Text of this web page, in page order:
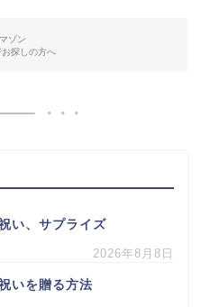
ゾン
探しの方へ
い、サプライズ
2026年8月8日
いを贈る方法